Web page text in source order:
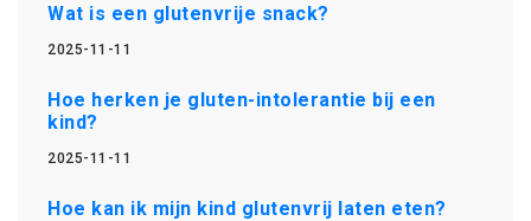
Wat is een glutenvrije snack?
2025-11-11
Hoe herken je gluten-intolerantie bij een
kind?
2025-11-11
Hoe kan ik mijn kind glutenvrij laten eten?